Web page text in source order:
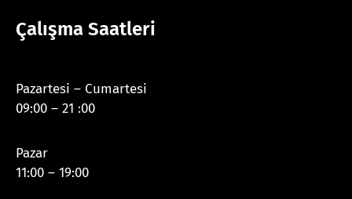
Çalışma Saatleri
Pazartesi – Cumartesi
09:00 – 21 :00
Pazar
11:00 – 19:00